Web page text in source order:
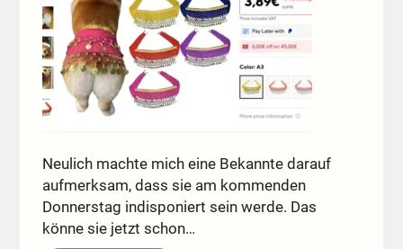
Neulich machte mich eine Bekannte darauf
aufmerksam, dass sie am kommenden
Donnerstag indisponiert sein werde. Das
könne sie jetzt schon…